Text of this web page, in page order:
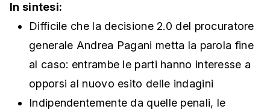
In sintesi:
Difficile che la decisione 2.0 del procuratore
generale Andrea Pagani metta la parola fine
al caso: entrambe le parti hanno interesse a
opporsi al nuovo esito delle indagini
Indipendentemente da quelle penali, le